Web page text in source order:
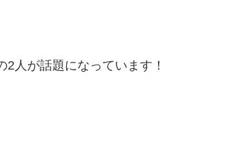
2人が話題になっています！